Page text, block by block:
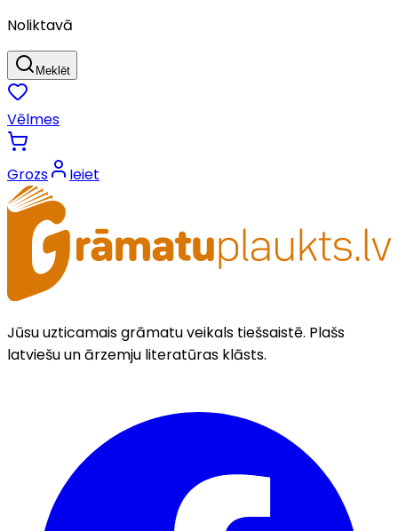
Noliktavā
Meklēt
Vēlmes
Grozs Ieiet
Jūsu uzticamais grāmatu veikals tiešsaistē. Plašs
latviešu un ārzemju literatūras klāsts.